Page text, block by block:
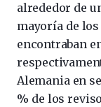
alrededor de
mayoría de
encontraban
Alemania en
% de los